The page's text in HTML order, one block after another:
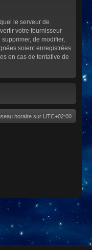
le serveur de
votre fournisseur
de modifier,
soient enregistrées
en cas de tentative de
horaire sur UTC+02:00